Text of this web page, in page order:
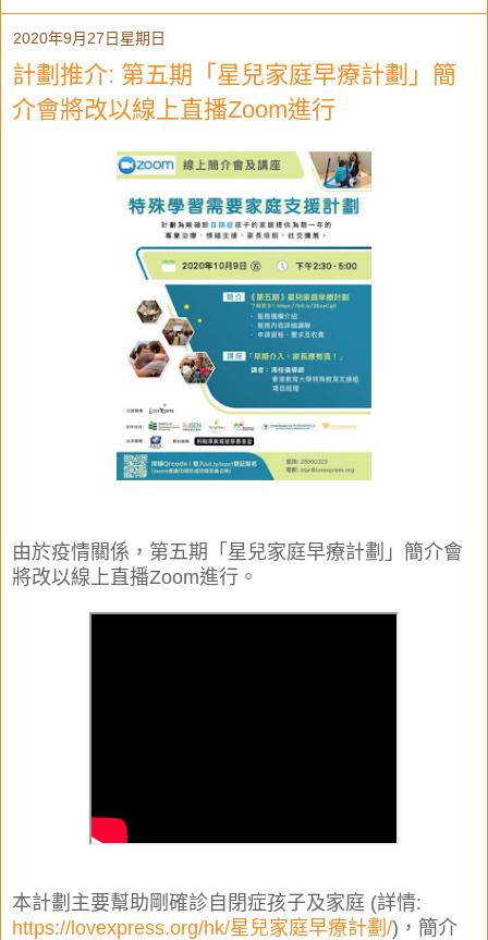
2020年9月27日星期日
計劃推介: 第五期「星兒家庭早療計劃」簡
介會將改以線上直播Zoom進行
由於疫情關係，第五期「星兒家庭早療計劃」簡介會
將改以線上直播Zoom進行。
本計劃主要幫助剛確診自閉症孩子及家庭 (詳情:
https://lovexpress.org/hk/星兒家庭早療計劃/)，簡介